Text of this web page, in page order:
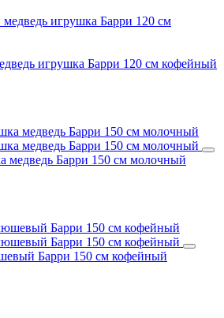
игрушка Барри 120 см кофейный
медведь Барри 150 см молочный
Барри 150 см кофейный